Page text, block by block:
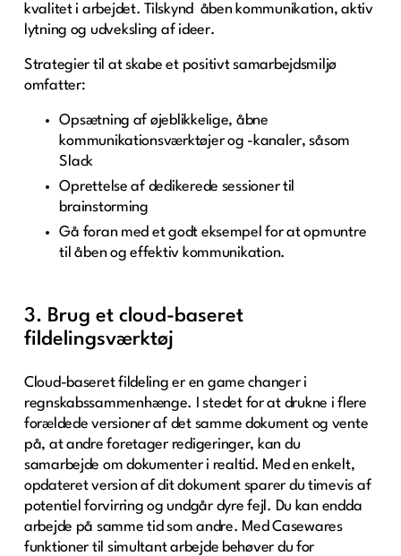
kvalitet i arbejdet. Tilskynd åben kommunikation, aktiv
lytning og udveksling af ideer.
Strategier til at skabe et positivt samarbejdsmiljø
omfatter:
Opsætning af øjeblikkelige, åbne
kommunikationsværktøjer og -kanaler, såsom
Slack
Oprettelse af dedikerede sessioner til
brainstorming
Gå foran med et godt eksempel for at opmuntre
til åben og effektiv kommunikation.
3. Brug et cloud-baseret
fildelingsværktøj
Cloud-baseret fildeling er en game changer i
regnskabssammenhænge. I stedet for at drukne i flere
forældede versioner af det samme dokument og vente
på, at andre foretager redigeringer, kan du
samarbejde om dokumenter i realtid. Med en enkelt,
opdateret version af dit dokument sparer du timevis af
potentiel forvirring og undgår dyre fejl. Du kan endda
arbejde på samme tid som andre. Med Casewares
funktioner til simultant arbejde behøver du for